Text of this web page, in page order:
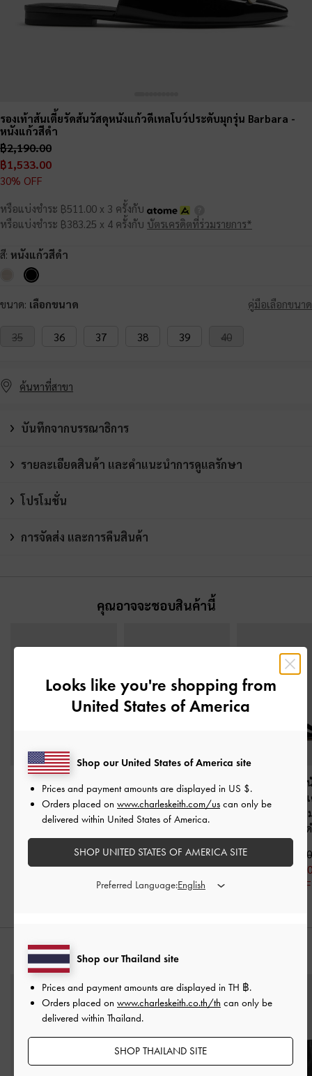
รองเท้าส้นเตี้ยรัดส้นวัสดุหนังแก้วดีเทลโบว์ประดับมุกรุ่น Barbara -
หนังแก้วสีดำ
฿2,190.00
฿1,533.00
30% OFF
หรือแบ่งชำระ ฿511.00 x 3 ครั้งกับ
หรือแบ่งชำระ ฿383.25 x 4 ครั้งกับ บัตรเครดิตที่ร่วมรายการ*
สี: หนังแก้วสีดำ
ขนาด: เลือกขนาด คู่มือเลือกขนาด
35 36 37 38 39 40
ค้นหาที่สาขา
บันทึกจากบรรณาธิการ
รายละเอียดสินค้า และคำแนะนำการดูแลรักษา
โปรโมชั่น
การจัดส่ง และการคืนสินค้า
คุณอาจจะชอบสินค้านี้
รองเท้าส้นเตี้ยวัสดุหนัง
แก้วทรงบัลเล่ต์ตกแต่ง
โบว์ประดับมุกรุ่น
฿2,390.00
฿1,673.00
รองเท้าส้นสูงรัดส้นวัสดุ
หนังแก้วรุ่น Danni -หนัง
แก้วสีดำ
฿2,390.00
฿1,912.00
20% OFF
รองเท้าส้นสูงห
แบบเปิดส้นตกแ
คาดแบบหัวเ
หนังแก้วสี
฿2,390.00
฿1,912.00
20% OFF
สไตล์ลุคด้วย
Looks like you're shopping from
United States of America
Shop our Thailand site
Prices and payment amounts are displayed in TH ฿.
Orders placed on www.charleskeith.co.th/th can only be
delivered within Thailand.
SHOP THAILAND SITE
Shop our United States of America site
Prices and payment amounts are displayed in US $.
Orders placed on www.charleskeith.com/us can only be
delivered within United States of America.
SHOP UNITED STATES OF AMERICA SITE
Preferred Language: